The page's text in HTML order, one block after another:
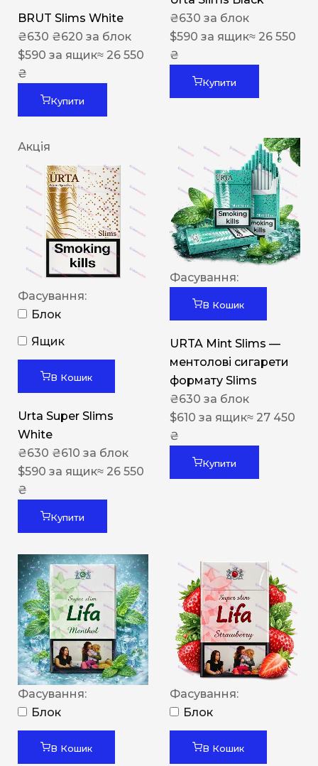
BRUT Slims White
₴630 ₴620 за блок
$590 за ящик≈ 26 550
₴
Купити
₴630 за блок
$590 за ящик≈ 26 550
₴
Купити
Акція
Фасування:
Блок
Ящик
В Кошик
Urta Super Slims
White
₴630 ₴610 за блок
$590 за ящик≈ 26 550
₴
Купити
Фасування:
В Кошик
URTA Mint Slims —
ментолові сигарети
формату Slims
₴630 за блок
$610 за ящик≈ 27 450
₴
Купити
Фасування:
Блок
В Кошик
Фасування:
Блок
В Кошик